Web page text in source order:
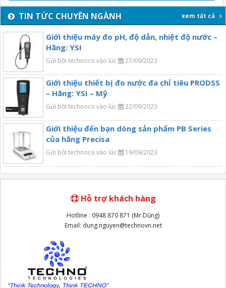
TIN TỨC CHUYÊN NGÀNH xem tất cả
Giới thiệu máy đo pH, độ dẫn, nhiệt độ nước –
Hãng: YSI
Gửi bởi technoco vào lúc 27/09/2023
Giới thiệu thiết bị đo nước đa chỉ tiêu PRODSS
– Hãng: YSI – Mỹ
Gửi bởi technoco vào lúc 22/09/2023
Giới thiệu đến bạn dòng sản phẩm PB Series
của hãng Precisa
Gửi bởi technoco vào lúc 19/09/2023
Hỗ trợ khách hàng
Hotline : 0948 870 871 (Mr.Dũng)
Email: dung.nguyen@technovn.net